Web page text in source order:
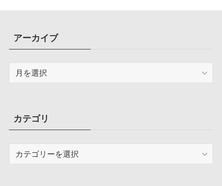
アーカイブ
ブカテゴリ